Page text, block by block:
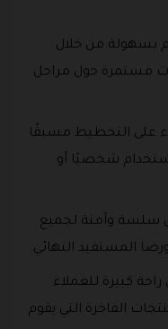
بسهولة من خلال
مستمرة حول مراحل
على التخطيط مسبقًا
شخصيًا أو
وآمنة لجميع
المستفيد النهائي.
كبيرة للعملاء
الفاخرة التي يقوم